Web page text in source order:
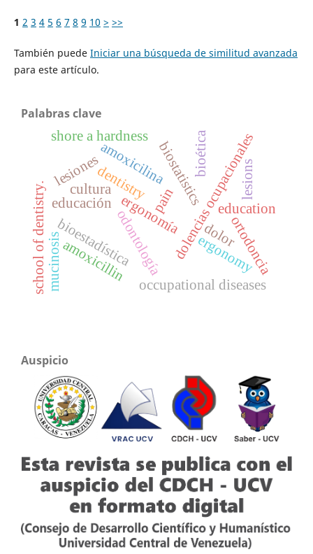
1 2 3 4 5 6 7 8 9 10 > >>
También puede Iniciar una búsqueda de similitud avanzada
para este artículo.
Palabras clave
ergonomíadolencias ocupacionales
dolor
odontología ergonomy
occupational diseases
pain
dentistry
bioestadística
educación biostatistics
education
school of dentistry.
amoxicilina
amoxicillin
mucinosis
shore a hardness
ortodoncia
lesiones lesions
bioética
cultura
Auspicio